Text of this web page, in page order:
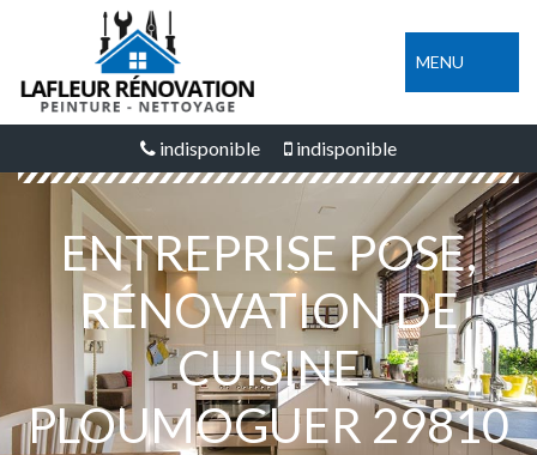
MENU
indisponible indisponible
ENTREPRISE POSE,
RÉNOVATION DE
CUISINE
PLOUMOGUER 29810